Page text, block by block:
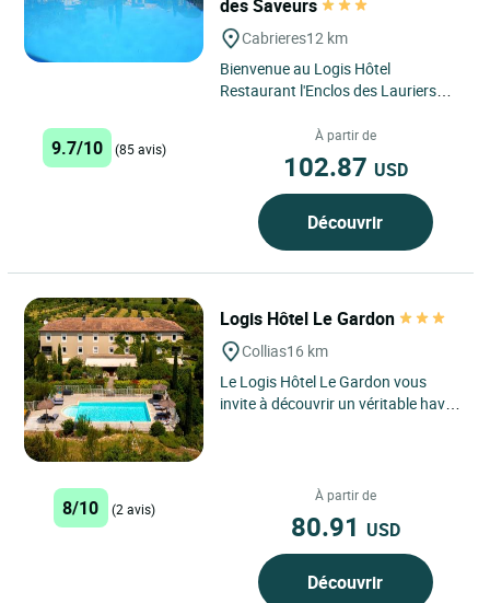
des Saveurs
Cabrieres12 km
Bienvenue au Logis Hôtel
Restaurant l'Enclos des Lauriers
découverte se rencontrent...
9.7/10 (85 avis)
À partir de
102.87 USD
Découvrir
Logis Hôtel Le Gardon
Collias16 km
Le Logis Hôtel Le Gardon vous
invite à découvrir un véritable havre
8/10 (2 avis)
À partir de
80.91 USD
Découvrir